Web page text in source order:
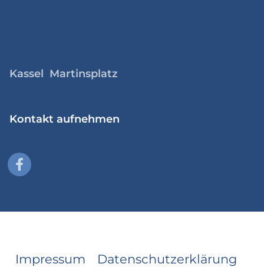
Kassel Martinsplatz
Kontakt aufnehmen
Impressum Datenschutzerklärung